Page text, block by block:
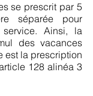
se prescrit par 5
séparée pour
Ainsi, la
des vacances
est la prescription
128 alinéa 3